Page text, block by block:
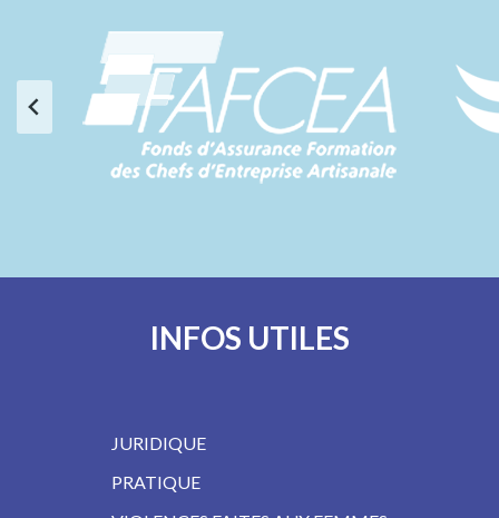
INFOS UTILES
JURIDIQUE
PRATIQUE